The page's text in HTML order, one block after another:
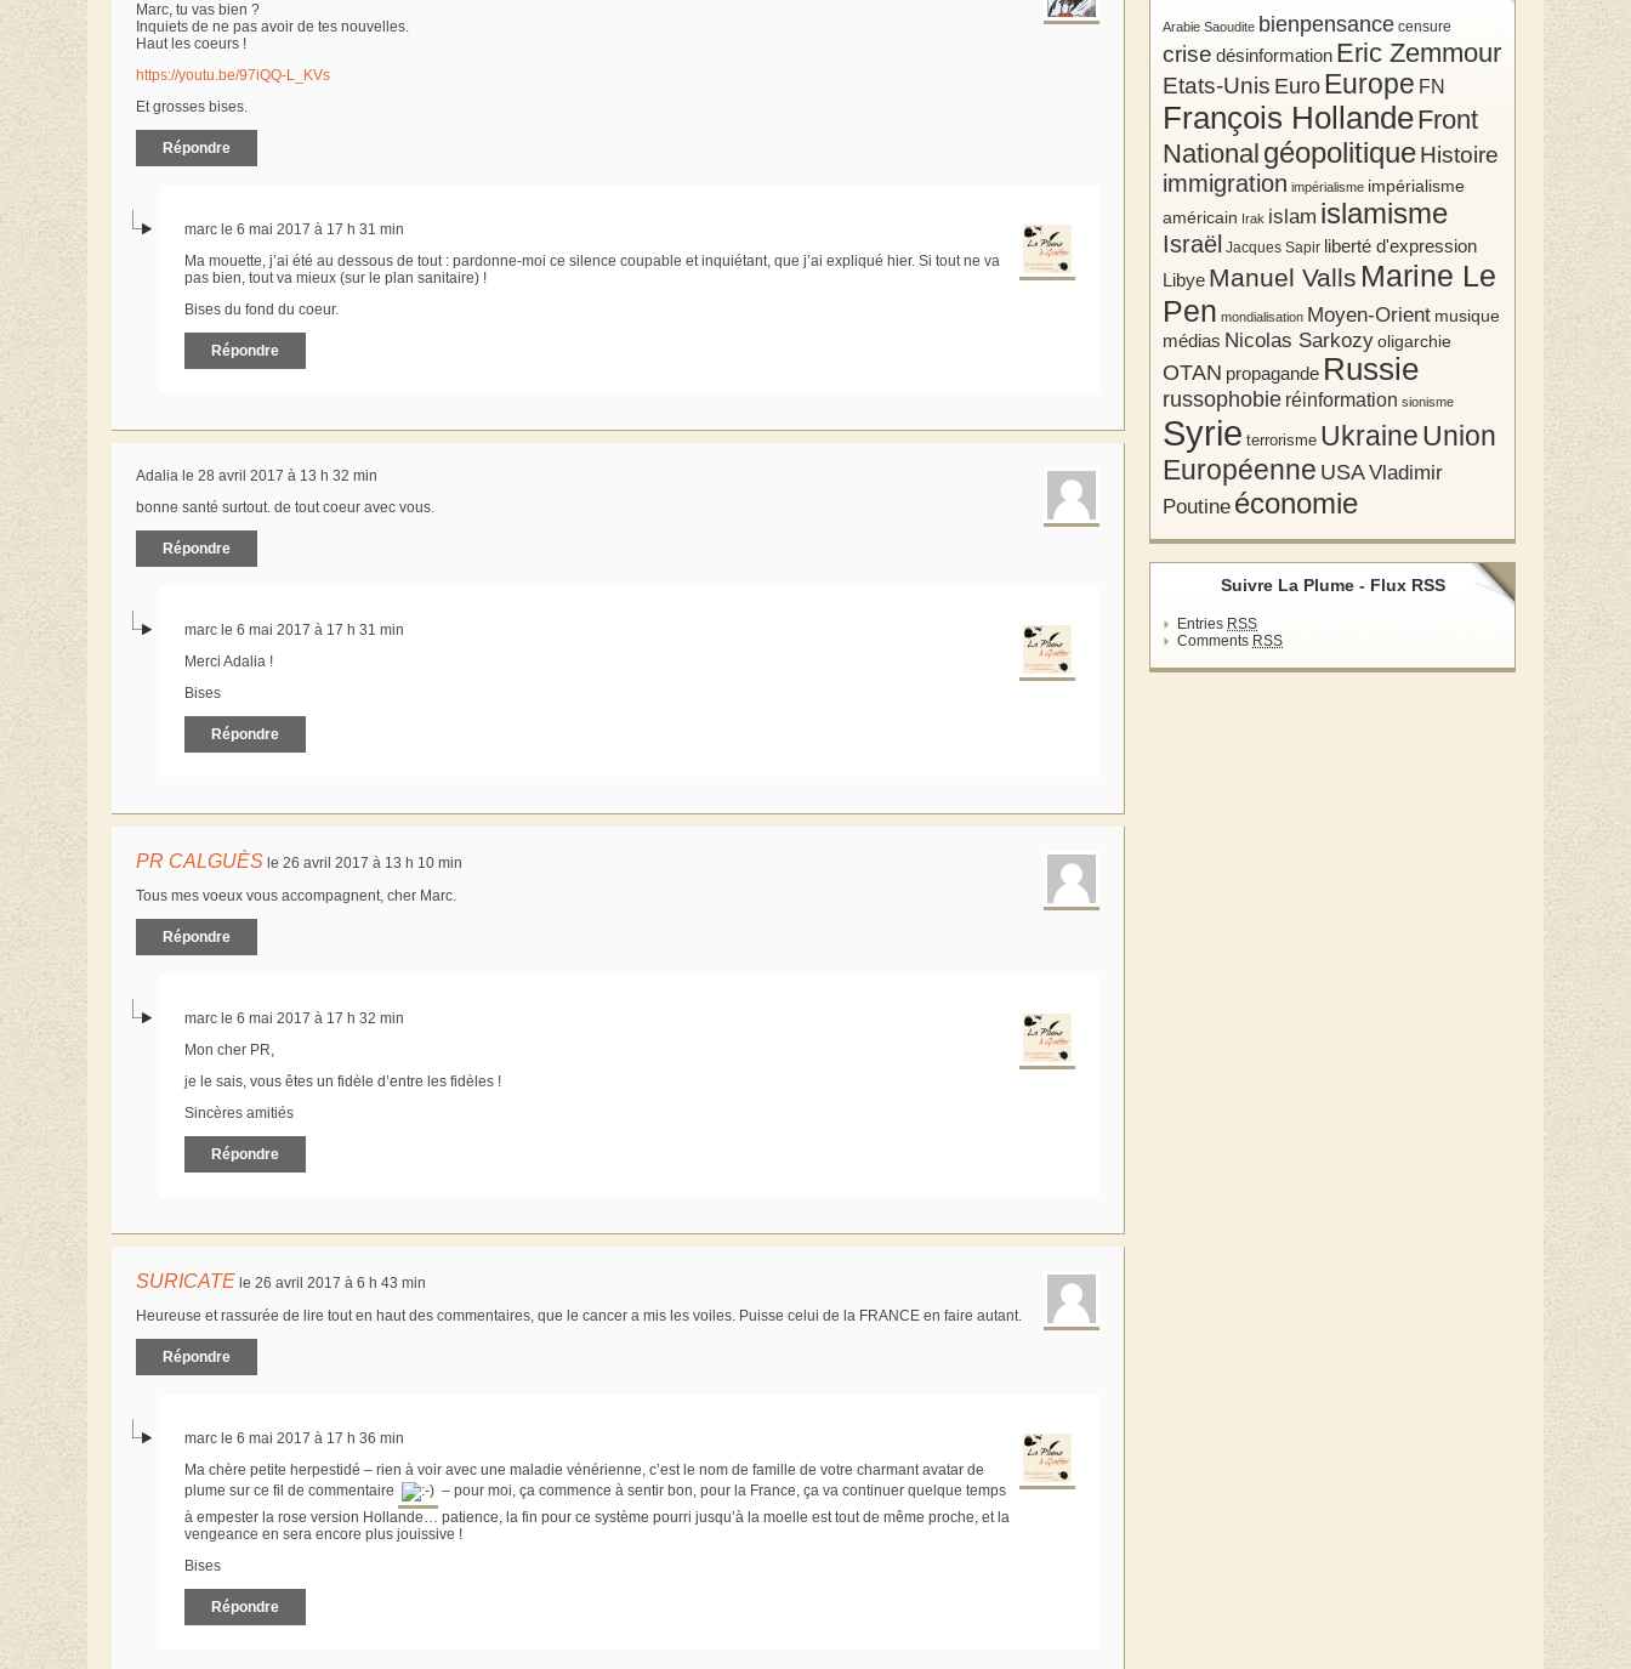
Marc, tu vas bien ?
Inquiets de ne pas avoir de tes nouvelles.
Haut les coeurs !
https://youtu.be/97iQQ-L_KVs
Et grosses bises.
Répondre
marc le 6 mai 2017 à 17 h 31 min
Ma mouette, j’ai été au dessous de tout : pardonne-moi ce silence coupable et inquiétant, que j’ai expliqué hier. Si tout ne va
pas bien, tout va mieux (sur le plan sanitaire) !
Bises du fond du coeur.
Répondre
Adalia le 28 avril 2017 à 13 h 32 min
bonne santé surtout. de tout coeur avec vous.
Répondre
marc le 6 mai 2017 à 17 h 31 min
Merci Adalia !
Bises
Répondre
PR CALGUÈS le 26 avril 2017 à 13 h 10 min
Tous mes voeux vous accompagnent, cher Marc.
Répondre
marc le 6 mai 2017 à 17 h 32 min
Mon cher PR,
je le sais, vous êtes un fidèle d’entre les fidèles !
Sincères amitiés
Répondre
SURICATE le 26 avril 2017 à 6 h 43 min
Heureuse et rassurée de lire tout en haut des commentaires, que le cancer a mis les voiles. Puisse celui de la FRANCE en faire autant.
Répondre
marc le 6 mai 2017 à 17 h 36 min
Ma chère petite herpestidé – rien à voir avec une maladie vénérienne, c’est le nom de famille de votre charmant avatar de
plume sur ce fil de commentaire
– pour moi, ça commence à sentir bon, pour la France, ça va continuer quelque temps
à empester la rose version Hollande… patience, la fin pour ce système pourri jusqu’à la moelle est tout de même proche, et la
vengeance en sera encore plus jouissive !
Bises
Répondre
Arabie Saoudite bienpensance censure
crise désinformation Eric Zemmour
Etats-Unis Euro Europe FN
François HollandeFront
National géopolitiqueHistoire
immigration impérialisme impérialisme
américain Irak islam islamisme
Israël Jacques Sapir liberté d'expression
Libye Manuel Valls Marine Le
Pen mondialisation Moyen-Orient musique
médias Nicolas Sarkozyoligarchie
OTAN propagande Russie
russophobie réinformation sionisme
Syrie terrorisme Ukraine Union
Européenne USAVladimir
Poutine économie
Suivre La Plume - Flux RSS
Entries RSS
Comments RSS